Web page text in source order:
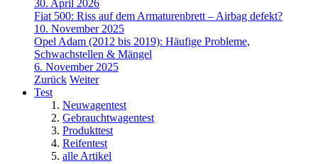
30. April 2026
Fiat 500: Riss auf dem Armaturenbrett – Airbag defekt?
10. November 2025
Opel Adam (2012 bis 2019): Häufige Probleme,
Schwachstellen & Mängel
6. November 2025
Zurück Weiter
Test
Neuwagentest
Gebrauchtwagentest
Produkttest
Reifentest
alle Artikel